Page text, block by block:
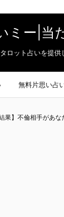
ミー|当
ロット占いを提
無料片思い占
結果】不倫相手があ